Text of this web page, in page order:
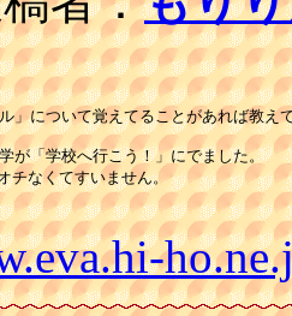
」について覚えてることがあれば教え
が「学校へ行こう！」にでました。
なくてすいません。